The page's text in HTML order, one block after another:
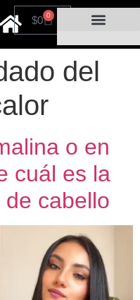
$0 0
del
o en
cuál es la
cabello